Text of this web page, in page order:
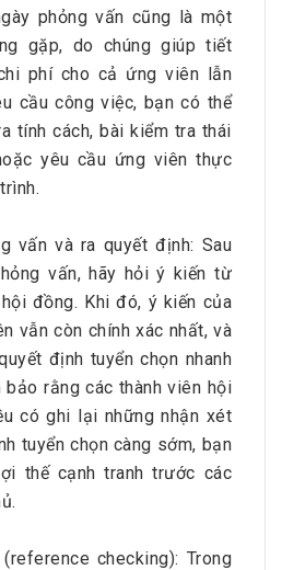
phỏng vấn cũng là một
gặp, do chúng giúp tiết
phí cho cả ứng viên lẫn
cầu công việc, bạn có thể
tính cách, bài kiểm tra thái
yêu cầu ứng viên thực
vấn và ra quyết định: Sau
vấn, hãy hỏi ý kiến từ
đồng. Khi đó, ý kiến của
vẫn còn chính xác nhất, và
định tuyển chọn nhanh
bảo rằng các thành viên hội
có ghi lại những nhận xét
tuyển chọn càng sớm, bạn
thế cạnh tranh trước các
checking): Trong